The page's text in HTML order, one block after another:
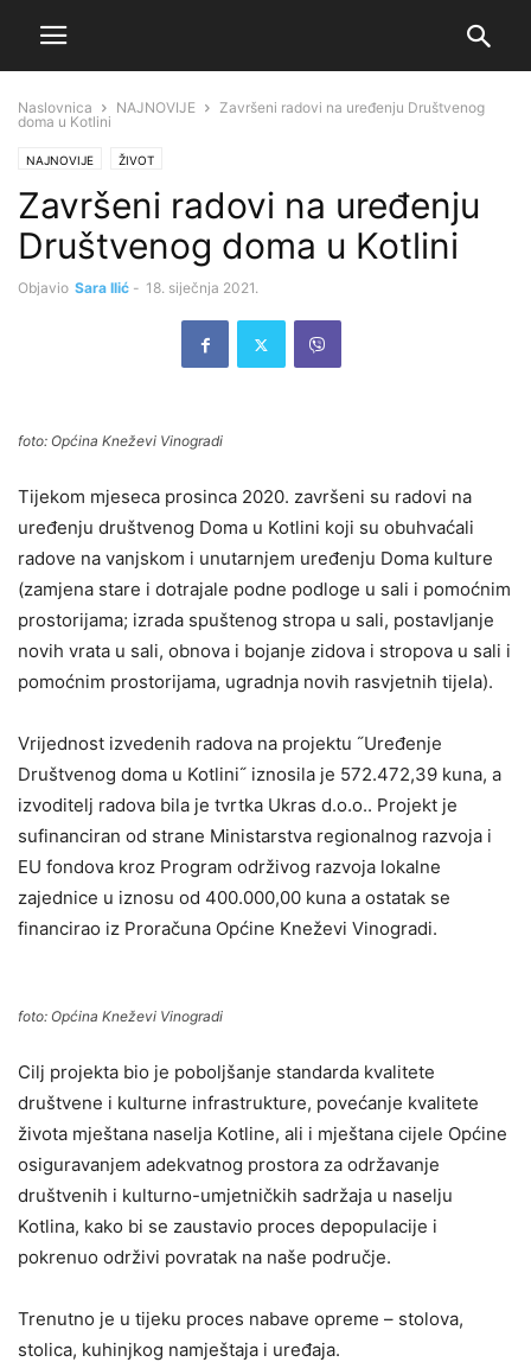
Naslovnica NAJNOVIJE
Završeni radovi na uređenju Društvenog
doma u Kotlini
NAJNOVIJE ŽIVOT
Završeni radovi na uređenju
Društvenog doma u Kotlini
Objavio Sara Ilić - 18. siječnja 2021.
foto: Općina Kneževi Vinogradi
Tijekom mjeseca prosinca 2020. završeni su radovi na
uređenju društvenog Doma u Kotlini koji su obuhvaćali
radove na vanjskom i unutarnjem uređenju Doma kulture
(zamjena stare i dotrajale podne podloge u sali i pomoćnim
prostorijama; izrada spuštenog stropa u sali, postavljanje
novih vrata u sali, obnova i bojanje zidova i stropova u sali i
pomoćnim prostorijama, ugradnja novih rasvjetnih tijela).
Vrijednost izvedenih radova na projektu ˝Uređenje
Društvenog doma u Kotlini˝ iznosila je 572.472,39 kuna, a
izvoditelj radova bila je tvrtka Ukras d.o.o.. Projekt je
sufinanciran od strane Ministarstva regionalnog razvoja i
EU fondova kroz Program održivog razvoja lokalne
zajednice u iznosu od 400.000,00 kuna a ostatak se
financirao iz Proračuna Općine Kneževi Vinogradi.
foto: Općina Kneževi Vinogradi
Cilj projekta bio je poboljšanje standarda kvalitete
društvene i kulturne infrastrukture, povećanje kvalitete
života mještana naselja Kotline, ali i mještana cijele Općine
osiguravanjem adekvatnog prostora za održavanje
društvenih i kulturno-umjetničkih sadržaja u naselju
Kotlina, kako bi se zaustavio proces depopulacije i
pokrenuo održivi povratak na naše područje.
Trenutno je u tijeku proces nabave opreme – stolova,
stolica, kuhinjkog namještaja i uređaja.